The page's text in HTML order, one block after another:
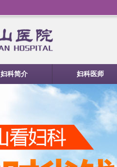
妇科简介 妇科医师